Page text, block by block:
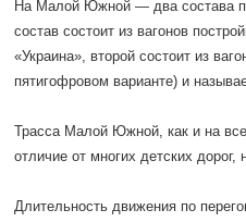
На Малой Южной — два состава
состав состоит из вагонов
«Украина», второй состоит из
пятигофровом варианте) и
Трасса Малой Южной, как и на
отличие от многих детских дорог,
Длительность движения по